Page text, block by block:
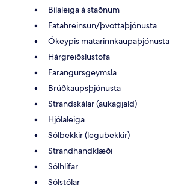
Bílaleiga á staðnum
Fatahreinsun/þvottaþjónusta
Ókeypis matarinnkaupaþjónusta
Hárgreiðslustofa
Farangursgeymsla
Brúðkaupsþjónusta
Strandskálar (aukagjald)
Hjólaleiga
Sólbekkir (legubekkir)
Strandhandklæði
Sólhlífar
Sólstólar